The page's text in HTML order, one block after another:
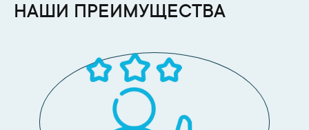
НАШИ ПРЕИМУЩЕСТВА